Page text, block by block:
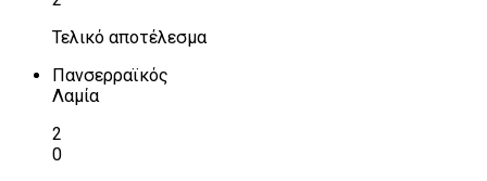
Τελικό αποτέλεσμα
Πανσερραϊκός
Λαμία
2
0